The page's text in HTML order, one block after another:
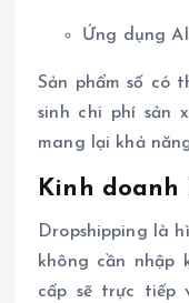
Ứng dụng
Sản phẩm số có
sinh chi phí sản
mang lại khả
Kinh doanh
Dropshipping là
không cần nhập
cấp sẽ trực tiếp